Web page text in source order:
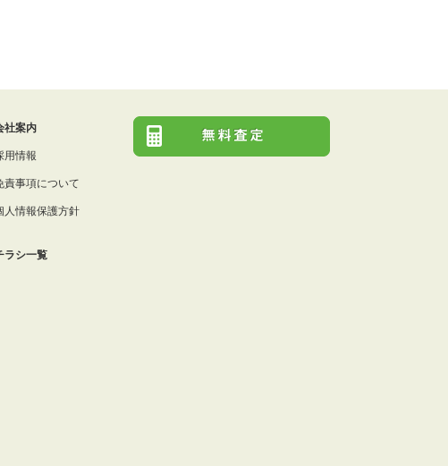
社案内
用情報
責事項について
人情報保護方針
ラシ一覧